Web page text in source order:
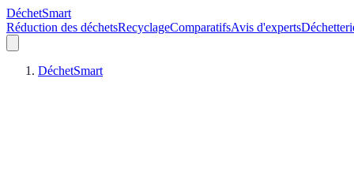
DéchetSmart
Réduction des déchetsRecyclageComparatifsAvis d'experts
DéchetSmart